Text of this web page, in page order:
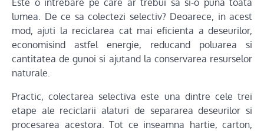
Este o intrebare pe care ar trebui sa si-o puna toata
lumea. De ce sa colectezi selectiv? Deoarece, in acest
mod, ajuti la reciclarea cat mai eficienta a deseurilor,
economisind astfel energie, reducand poluarea si
cantitatea de gunoi si ajutand la conservarea resurselor
naturale.
Practic, colectarea selectiva este una dintre cele trei
etape ale reciclarii alaturi de separarea deseurilor si
procesarea acestora. Tot ce inseamna hartie, carton,